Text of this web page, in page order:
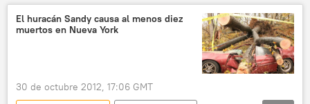
El huracán Sandy causa al menos diez
muertos en Nueva York
30 de octubre 2012, 17:06 GMT